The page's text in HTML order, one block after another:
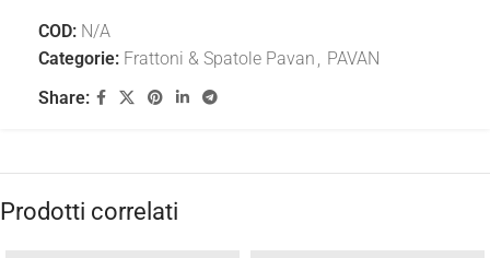
COD: N/A
Categorie: Frattoni & Spatole Pavan
PAVAN
Share:
Prodotti correlati